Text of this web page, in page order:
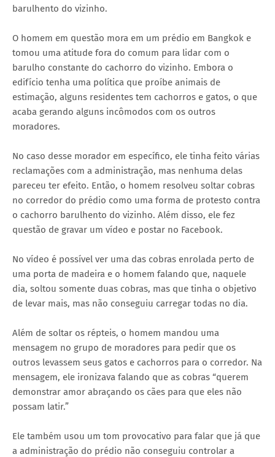
barulhento do vizinho.
O homem em questão mora em um prédio em Bangkok e
tomou uma atitude fora do comum para lidar com o
barulho constante do cachorro do vizinho. Embora o
edifício tenha uma política que proíbe animais de
estimação, alguns residentes tem cachorros e gatos, o que
acaba gerando alguns incômodos com os outros
moradores.
No caso desse morador em específico, ele tinha feito várias
reclamações com a administração, mas nenhuma delas
pareceu ter efeito. Então, o homem resolveu soltar cobras
no corredor do prédio como uma forma de protesto contra
o cachorro barulhento do vizinho. Além disso, ele fez
questão de gravar um vídeo e postar no Facebook.
No vídeo é possível ver uma das cobras enrolada perto de
uma porta de madeira e o homem falando que, naquele
dia, soltou somente duas cobras, mas que tinha o objetivo
de levar mais, mas não conseguiu carregar todas no dia.
Além de soltar os répteis, o homem mandou uma
mensagem no grupo de moradores para pedir que os
outros levassem seus gatos e cachorros para o corredor. Na
mensagem, ele ironizava falando que as cobras “querem
demonstrar amor abraçando os cães para que eles não
possam latir.”
Ele também usou um tom provocativo para falar que já que
a administração do prédio não conseguiu controlar a